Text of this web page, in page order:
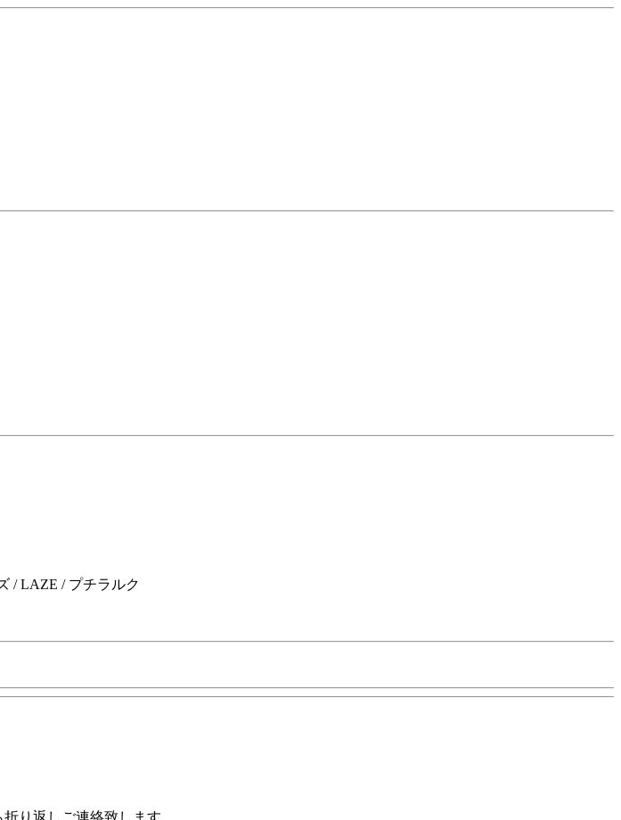
/ LAZE / プチラルク